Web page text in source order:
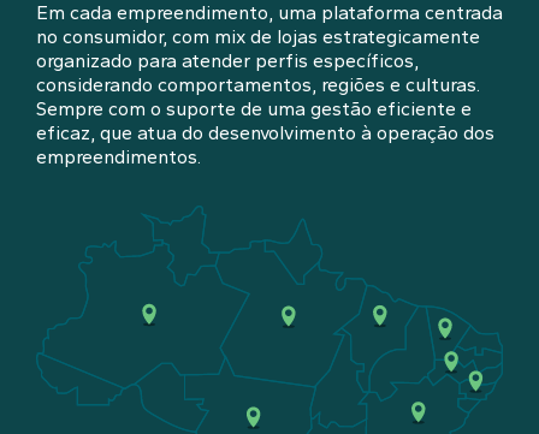
Em cada empreendimento, uma plataforma centrada
no consumidor, com mix de lojas estrategicamente
organizado para atender perfis específicos,
considerando comportamentos, regiões e culturas.
Sempre com o suporte de uma gestão eficiente e
eficaz, que atua do desenvolvimento à operação dos
empreendimentos.